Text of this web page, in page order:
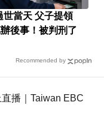
世當天 父子提領
後事！被判刑了
Recommended by
播｜Taiwan EBC